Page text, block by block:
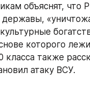
объяснят, что
которого
класса также
атаку ВСУ.